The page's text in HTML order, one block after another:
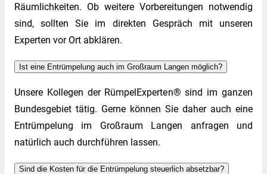
Räumlichkeiten. Ob weitere Vorbereitungen notwendig
sind, sollten Sie im direkten Gespräch mit unseren
Experten vor Ort abklären.
Ist eine Entrümpelung auch im Großraum Langen möglich?
Unsere Kollegen der RümpelExperten® sind im ganzen
Bundesgebiet tätig. Gerne können Sie daher auch eine
Entrümpelung im Großraum Langen anfragen und
natürlich auch durchführen lassen.
Sind die Kosten für die Entrümpelung steuerlich absetzbar?